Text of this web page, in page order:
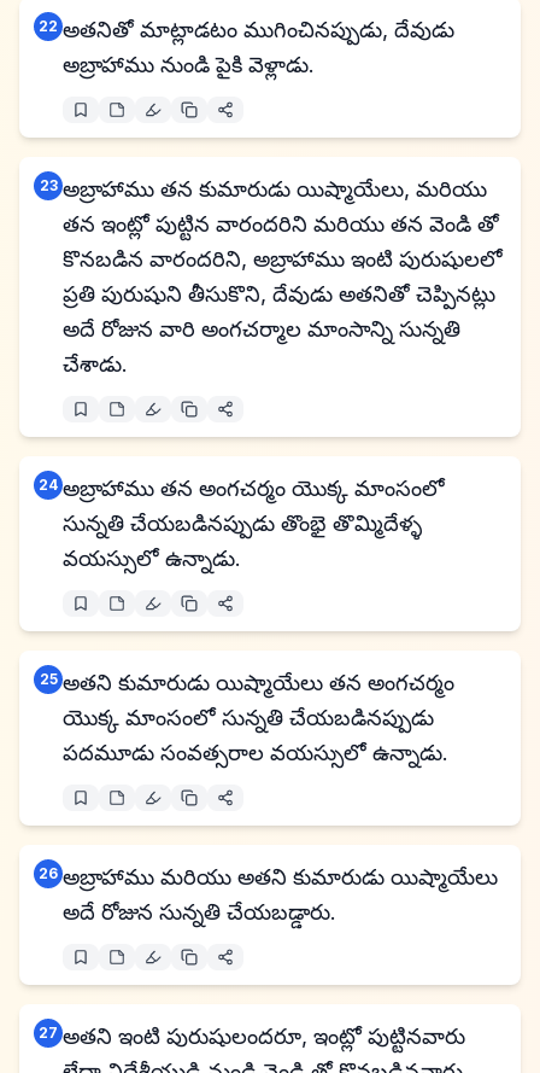
22 అతనితో మాట్లాడటం ముగించినప్పుడు, దేవుడు
అబ్రాహాము నుండి పైకి వెళ్లాడు.
23 అబ్రాహాము తన కుమారుడు యిష్మాయేలు, మరియు
తన ఇంట్లో పుట్టిన వారందరిని మరియు తన వెండి తో
కొనబడిన వారందరిని, అబ్రాహాము ఇంటి పురుషులలో
ప్రతి పురుషుని తీసుకొని, దేవుడు అతనితో చెప్పినట్లు
అదే రోజున వారి అంగచర్మాల మాంసాన్ని సున్నతి
చేశాడు.
24 అబ్రాహాము తన అంగచర్మం యొక్క మాంసంలో
సున్నతి చేయబడినప్పుడు తొంభై తొమ్మిదేళ్ళ
వయస్సులో ఉన్నాడు.
25 అతని కుమారుడు యిష్మాయేలు తన అంగచర్మం
యొక్క మాంసంలో సున్నతి చేయబడినప్పుడు
పదమూడు సంవత్సరాల వయస్సులో ఉన్నాడు.
26 అబ్రాహాము మరియు అతని కుమారుడు యిష్మాయేలు
అదే రోజున సున్నతి చేయబడ్డారు.
27 అతని ఇంటి పురుషులందరూ, ఇంట్లో పుట్టినవారు